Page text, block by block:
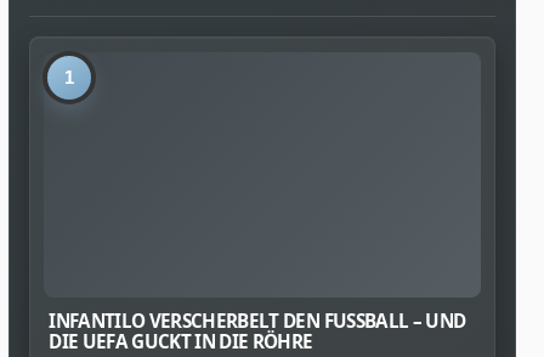
1
INFANTILO VERSCHERBELT DEN FUSSBALL – UND D
IE UEFA GUCKT IN DIE RÖHRE